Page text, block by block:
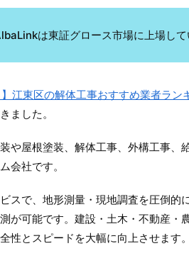
は東証グロース市場に上場して
】江東区の解体工事おすすめ業者ラ
ました。
や屋根塗装、解体工事、外構工事、
会社です。
スで、地形測量・現地調査を圧倒的
が可能です。建設・土木・不動産・
性とスピードを大幅に向上させます。